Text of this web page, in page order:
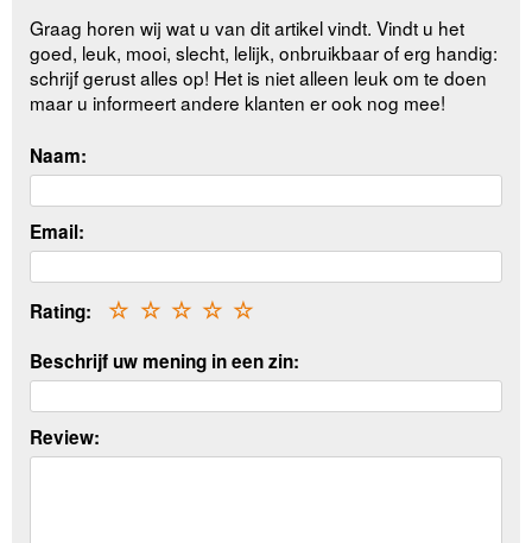
Graag horen wij wat u van dit artikel vindt. Vindt u het
goed, leuk, mooi, slecht, lelijk, onbruikbaar of erg handig:
schrijf gerust alles op! Het is niet alleen leuk om te doen
maar u informeert andere klanten er ook nog mee!
Naam:
Email:
Rating: ☆
☆
☆
☆
☆
Beschrijf uw mening in een zin:
Review: